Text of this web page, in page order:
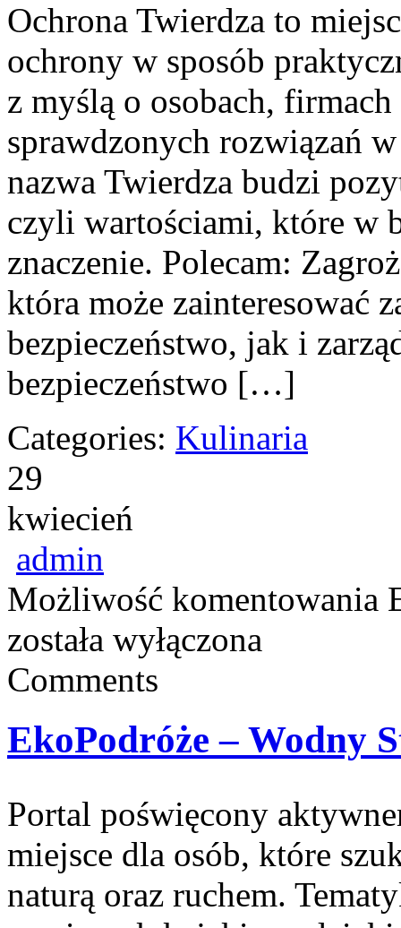
Ochrona Twierdza to
ochrony w sposób
z myślą o osobach,
sprawdzonych rozwiązań
nazwa Twierdza budzi
czyli wartościami, które w
znaczenie. Polecam:
która może zainteresować
bezpieczeństwo, jak i
bezpieczeństwo […]
Categories: Kulinaria
29
kwiecień
admin
Możliwość komentowania
została wyłączona
Comments
EkoPodróże – Wodny
Portal poświęcony
miejsce dla osób, które
naturą oraz ruchem.